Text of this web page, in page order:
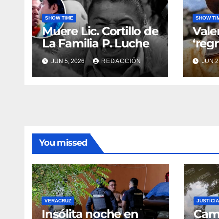
SHOW TIME
Muere Lic. Cortillo de
La Familia P. Luche
JUN 5, 2026 REDACCIÓN
SHOW
JUN
You missed
VERACRUZ
Insólita noche en
JUSTICIA